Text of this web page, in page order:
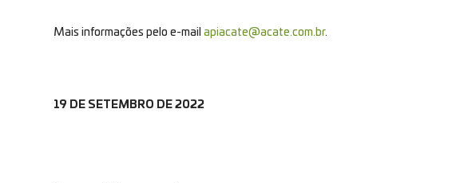
Mais informações pelo e-mail apiacate@acate.com.br.
19 DE SETEMBRO DE 2022